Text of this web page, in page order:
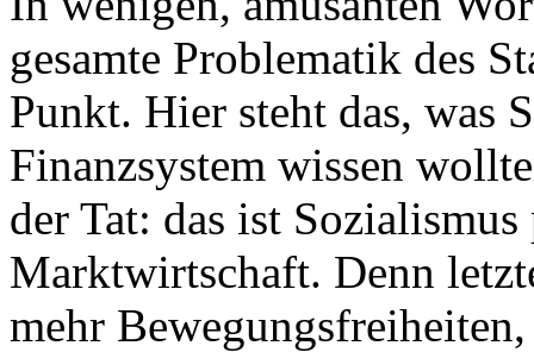
gesamte Problematik des
Punkt. Hier steht das, was
Finanzsystem wissen
der Tat: das ist
Marktwirtschaft. Denn
mehr